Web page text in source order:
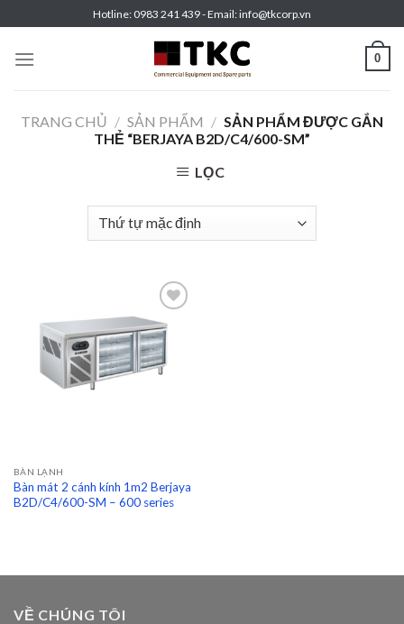
to
content
Hotline: 0983 241 439 - Email: info@tkcorp.vn
0
TRANG CHỦ / SẢN PHẨM / SẢN PHẨM ĐƯỢC GẮN
THẺ “BERJAYA B2D/C4/600-SM”
LỌC
Add to
wishlist
BÀN LẠNH
Bàn mát 2 cánh kính 1m2 Berjaya
B2D/C4/600-SM – 600 series
VỀ CHÚNG TÔI